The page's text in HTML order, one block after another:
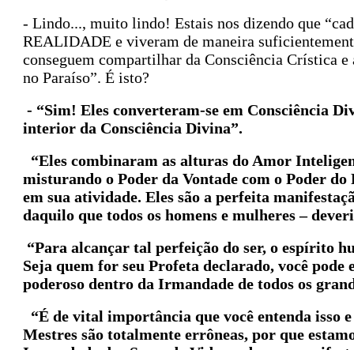
- Lindo..., muito lindo! Estais nos dizendo que
REALIDADE e viveram de maneira
conseguem compartilhar da Consciência Crística
no Paraíso”. É isto?
- “Sim! Eles converteram-se em Consciência
interior da Consciência Divina”.
“Eles combinaram as alturas do Amor
misturando o Poder da Vontade com o Poder
em sua atividade. Eles são a perfeita
daquilo que todos os homens e mulheres –
“Para alcançar tal perfeição do ser, o espírito
Seja quem for seu Profeta declarado, você
poderoso dentro da Irmandade de todos os
“É de vital importância que você entenda isso
Mestres são totalmente errôneas, por que